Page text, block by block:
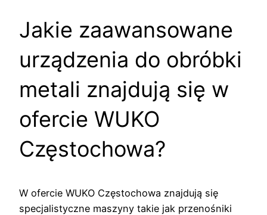
Jakie zaawansowane
urządzenia do obróbki
metali znajdują się w
ofercie WUKO
Częstochowa?
W ofercie WUKO Częstochowa znajdują się
specjalistyczne maszyny takie jak przenośniki